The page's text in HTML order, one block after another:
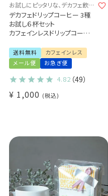
お試しにピッタリな、デカフェ飲み
比べセット♪
デカフェドリップコーヒー 3種
お試し６杯セット
カフェインレスドリップコーヒ
送料無料
カフェインレス
メール便
お急ぎ便
4.82 （49）
¥ 1,000 税込